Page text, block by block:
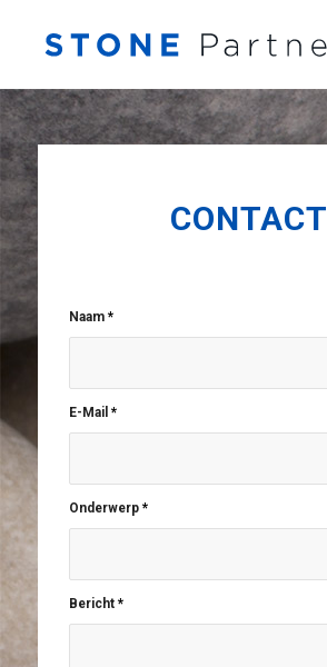
CONTACT
Naam*
E-Mail*
Onderwerp*
Bericht*